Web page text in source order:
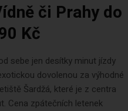
či Prahy do
Kč
sebe jen desítky minut jízdy
dovolenou za výhodné
Šardžá, které je z centra
Cena zpátečních letenek